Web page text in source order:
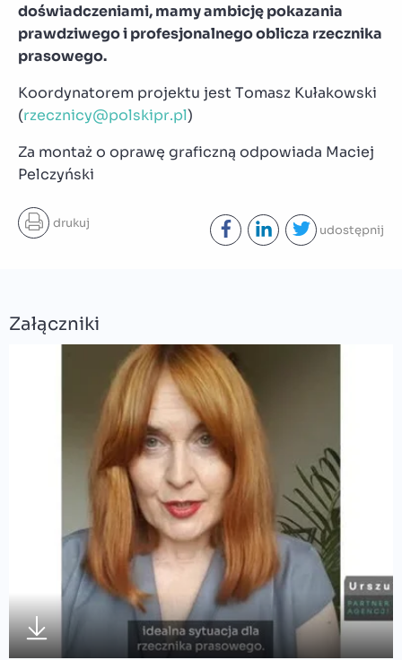
doświadczeniami, mamy ambicję pokazania
prawdziwego i profesjonalnego oblicza rzecznika
prasowego.
Koordynatorem projektu jest Tomasz Kułakowski
(rzecznicy@polskipr.pl)
Za montaż o oprawę graficzną odpowiada Maciej
Pelczyński
drukuj udostępnij
Załączniki